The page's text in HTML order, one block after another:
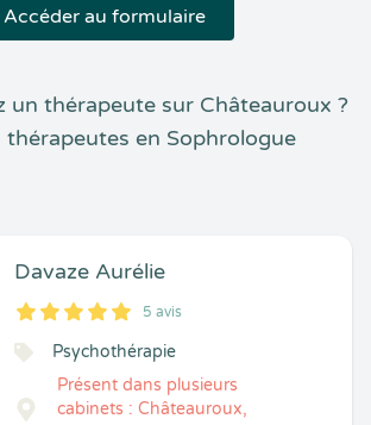
Accéder au formulaire
un thérapeute sur Châteauroux ?
thérapeutes en Sophrologue
Davaze Aurélie
5
1
5
5 5 avis
Psychothérapie
Présent dans plusieurs
cabinets : Châteauroux,